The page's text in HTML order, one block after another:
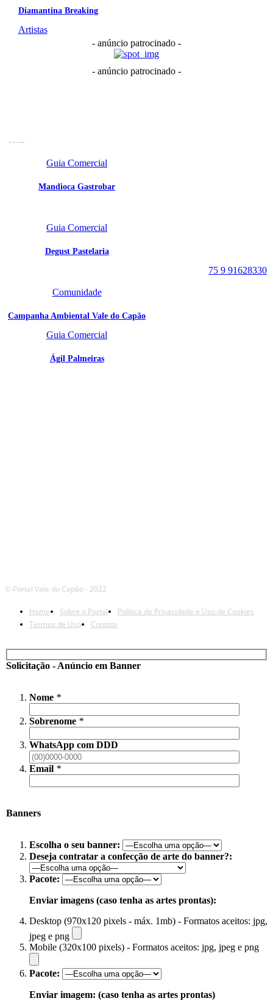
Diamantina Breaking
Artistas
- anúncio patrocinado -
- anúncio patrocinado -
Guia Comercial
Mandioca Gastrobar
Guia Comercial
Degust Pastelaria
Comunidade
Campanha Ambiental Vale do Capão
Guia Comercial
Ágil Palmeiras
75 9 91628330
© Portal Vale do Capão - 2022
Home Sobre o Portal
Política de Privacidade e Uso de Cookies
Termos de Uso
Contato
Solicitação - Anúncio em Banner
Nome *
Sobrenome *
WhatsApp com DDD
Email *
Banners
Escolha o seu banner:
Deseja contratar a confecção de arte do banner?:
Pacote:
Enviar imagens (caso tenha as artes prontas):
Desktop (970x120 pixels - máx. 1mb) - Formatos aceitos: jpg,
jpeg e png
Mobile (320x100 pixels) - Formatos aceitos: jpg, jpeg e png
Pacote:
Enviar imagem: (caso tenha as artes prontas)